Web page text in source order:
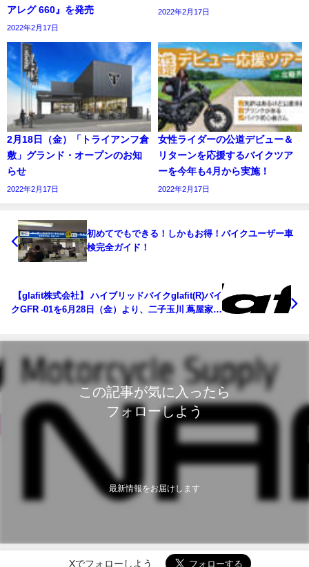
アレグ 660』を発売
2022年2月17日
2022年2月17日
2月18日（金）「トライアンフ倉
敷」グランド・オープンのお知
らせ
2022年2月17日
女性ライダーの公道デビュー＆
リターンを応援するバイクツア
ーを今年も4月から実施！
2022年2月17日
初めてでもできる！しかもお得！バイクユーザー車
検完全ガイド！
【glafit株式会社】 ハイブリッドバイクglafit(R)バイ
クGFR ‐01を6月28日（金）より、二子玉川 蔦屋家電
この記事が気に入ったら
フォローしよう
最新情報をお届けします
Xでフォローしよう